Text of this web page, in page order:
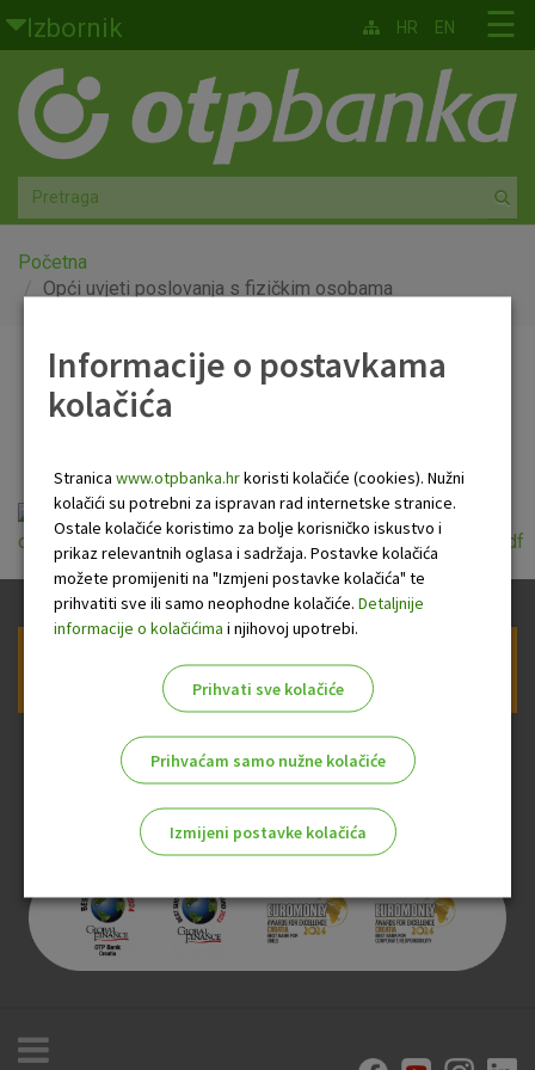
Skoči na glavni sadržaj
Izbornik
Građani
Privatno bankarstvo
Agro
Mala poduzeća i obrtnici
Globalna tržišta
O nama
☰
HR EN
Početna
Opći uvjeti poslovanja s fizičkim osobama
Opći uvjeti poslovanja s
fizičkim osobama
opci_uvjeti_poslovanja_s_fizickim_osobama_01102018.pdf
Prijava na newsletter OTP banke
Informacije o postavkama
kolačića
Stranica www.otpbanka.hrkoristi kolačiće (cookies). Nužni
kolačići su potrebni za ispravan rad internetske stranice.
Ostale kolačiće koristimo za bolje korisničko iskustvo i
prikaz relevantnih oglasa i sadržaja. Postavke kolačića
možete promijeniti na "Izmjeni postavke kolačića" te
prihvatiti sve ili samo neophodne kolačiće. Detaljnije
informacije o kolačićima i njihovoj upotrebi.
Prihvati sve kolačiće
Prihvaćam samo nužne kolačiće
Izmijeni postavke kolačića